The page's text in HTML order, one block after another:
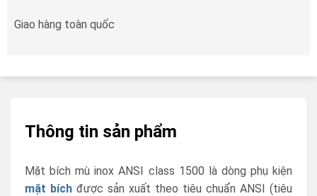
Giao hàng toàn quốc
Thông tin sản phẩm
Mặt bích mù inox ANSI class 1500 là dòng phụ kiện
mặt bích được sản xuất theo tiêu chuẩn ANSI (tiêu